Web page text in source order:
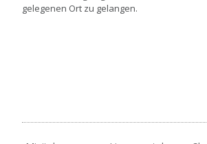
gelegenen Ort zu gelangen.